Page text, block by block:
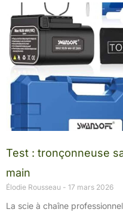
Test : tronçonneuse
main
Élodie Rousseau 17 mars 2026
La scie à chaîne